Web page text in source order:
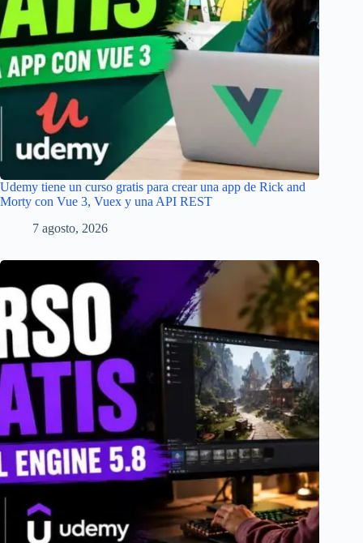
Udemy tiene un curso gratis para crear una app de Rick and
Morty con Vue 3, Vuex y una API REST
7 agosto, 2026